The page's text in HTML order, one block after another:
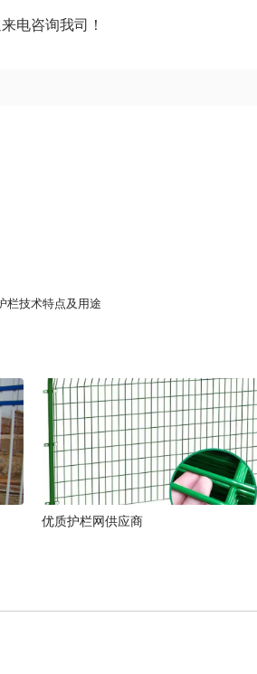
电咨询我司！
栏技术特点及用途
优质护栏网供应商